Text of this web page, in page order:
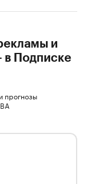
и
в Подписке
прогнозы